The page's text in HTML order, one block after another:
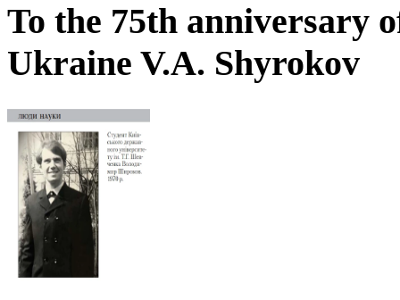
To the 75th anniversary
Ukraine V.A. Shyrokov